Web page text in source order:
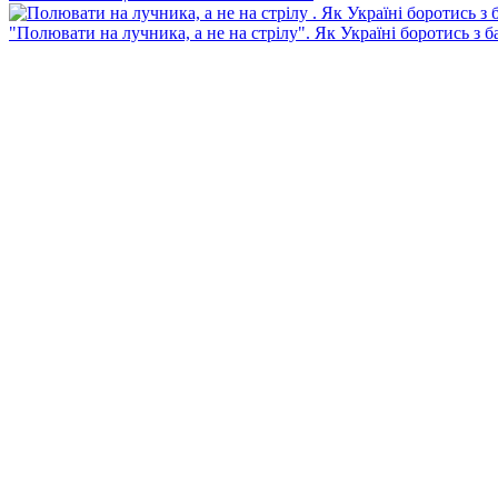
"Полювати на лучника, а не на стрілу". Як Україні боротись з